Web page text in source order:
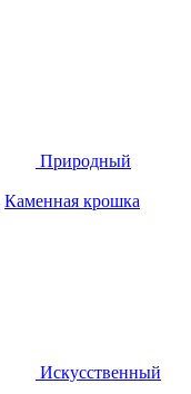
Природный
Каменная крошка
Искусственный